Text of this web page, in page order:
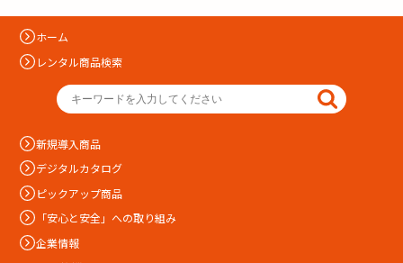
ホーム
レンタル商品検索
新規導入商品
デジタルカタログ
ピックアップ商品
「安心と安全」への取り組み
企業情報